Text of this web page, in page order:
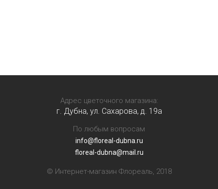
Адрес цветочного магазина:
г. Дубна, ул. Сахарова, д. 19a
По любым вопросам
info@floreal-dubna.ru
floreal-dubna@mail.ru
© Интернет-магазин Флореаль, 2018